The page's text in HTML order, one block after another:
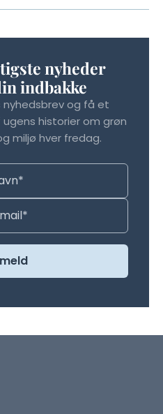
nyheder
indbakke
nyhedsbrev og få et
historier om grøn
miljø hver fredag.